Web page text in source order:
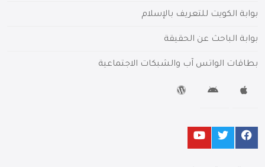
بوابة الكويت للتعريف بالإسلام
بوابة الباحث عن الحقيقة
بطاقات الواتس آب والشبكات الاجتماعية